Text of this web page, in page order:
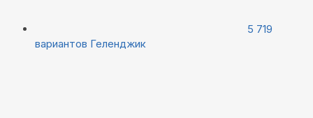
5 719
вариантов Геленджик